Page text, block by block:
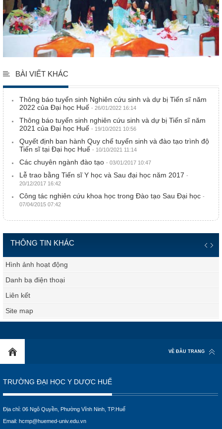
BÀI VIẾT KHÁC
Thông báo tuyển sinh Nghiên cứu sinh và dự bị Tiến sĩ năm
2022 của Đại học Huế - 26/01/2022 16:14
Thông báo tuyển sinh nghiên cứu sinh và dự bị Tiến sĩ năm
2021 của Đại học Huế - 19/10/2021 10:56
Quyết định ban hành Quy chế tuyển sinh và đào tạo trình độ
Tiến sĩ tại Đại học Huế - 10/10/2021 11:14
Các chuyên ngành đào tạo - 03/01/2017 10:47
Lễ trao bằng Tiến sĩ Y học và Sau đại học năm 2017 -
20/12/2017 16:42
Công tác nghiên cứu khoa học trong Đào tạo Sau Đại học -
07/04/2015 07:42
THÔNG TIN KHÁC
Hình ảnh hoạt động
Danh bạ điện thoại
Liên kết
Site map
VỀ ĐẦU TRANG
TRƯỜNG ĐẠI HỌC Y DƯỢC HUẾ
Địa chỉ: 06 Ngô Quyền, Phường Vĩnh Ninh, TP.Huế
Email: hcmp@huemed-univ.edu.vn